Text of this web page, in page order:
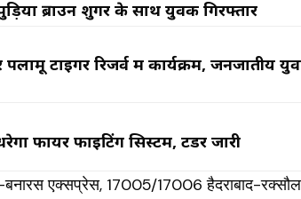
ब्राउन शुगर के साथ युवक गिरफ्तार
टाइगर रिजर्व में कार्यक्रम, जनजातीय
फायर फाइटिंग सिस्टम, टेंडर जारी
बनारस एक्सप्रेस, 17005/17006 हैदराबाद-